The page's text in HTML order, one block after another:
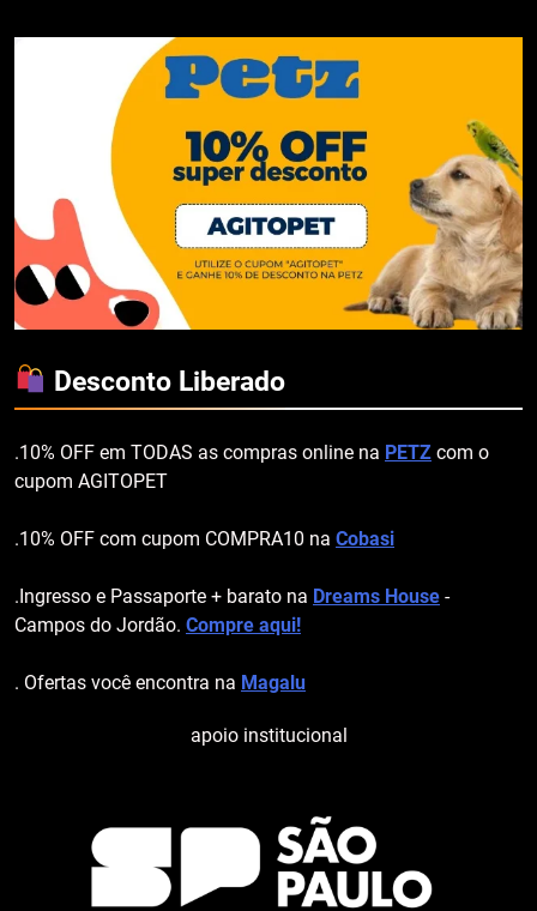
Desconto Liberado
.10% OFF em TODAS as compras online na PETZ com o
cupom AGITOPET
.10% OFF com cupom COMPRA10 na Cobasi
.Ingresso e Passaporte + barato na Dreams House -
Campos do Jordão. Compre aqui!
. Ofertas você encontra na Magalu
apoio institucional